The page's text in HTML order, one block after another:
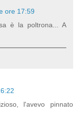
ore 17:59
è la poltrona... A
l'avevo pinnato